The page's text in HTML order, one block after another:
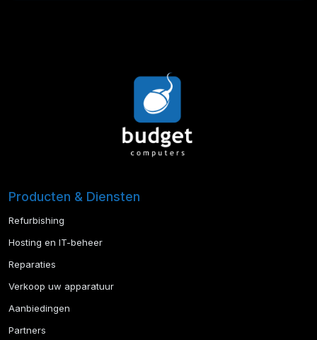
Producten & Diensten
Refurbishing
Hosting en IT-beheer
Reparaties
Verkoop uw apparatuur
Aanbiedingen
Partners